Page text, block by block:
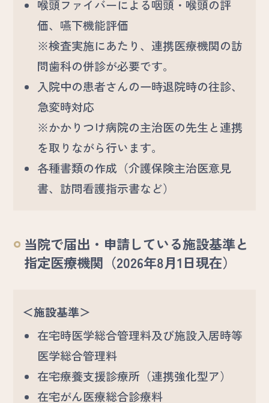
喉頭ファイバーによる咽頭・喉頭の評
価、嚥下機能評価
※検査実施にあたり、連携医療機関の訪
問歯科の併診が必要です。
入院中の患者さんの一時退院時の往診、
急変時対応
※かかりつけ病院の主治医の先生と連携
を取りながら行います。
各種書類の作成（介護保険主治医意見
書、訪問看護指示書など）
当院で届出・申請している施設基準と
指定医療機関（2026年8月1日現在）
＜施設基準＞
在宅時医学総合管理料及び施設入居時等
医学総合管理料
在宅療養支援診療所（連携強化型ア）
在宅がん医療総合診療料